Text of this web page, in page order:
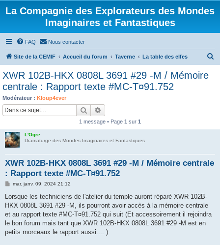
La Compagnie des Explorateurs des Mondes
Imaginaires et Fantastiques
FAQ Nous contacter
Site de la CEMIF Accueil du forum Taverne La table des elfes
XWR 102B-HKX 0808L 3691 #29 -M / Mémoire
centrale : Rapport texte #MC-T¤91.752
Modérateur : Kloup4ever
Rechercher
1 message • Page 1 sur 1
L'Ogre
Dramaturge des Mondes Imaginaires et Fantastiques
XWR 102B-HKX 0808L 3691 #29 -M / Mémoire centrale
: Rapport texte #MC-T¤91.752
M
s
a
g
mar. janv. 09, 2024 21:12
Lorsque les techniciens de l'atelier du temple auront réparé XWR 102B-
HKX 0808L 3691 #29 -M, ils pourront avoir accès à la mémoire centrale
et au rapport texte #MC-T¤91.752 qui suit (Et accessoirement il rejoindra
le bon forum mais tant que XWR 102B-HKX 0808L 3691 #29 -M est en
petits morceaux le rapport aussi.... )